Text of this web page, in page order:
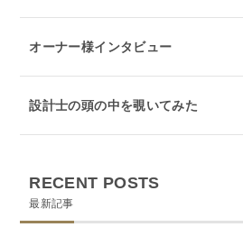
オーナー様インタビュー
設計士の頭の中を覗いてみた
RECENT POSTS
最新記事